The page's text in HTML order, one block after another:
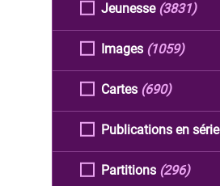
Jeunesse (3831)
Images (1059)
Cartes (690)
Publications en série
Partitions (296)